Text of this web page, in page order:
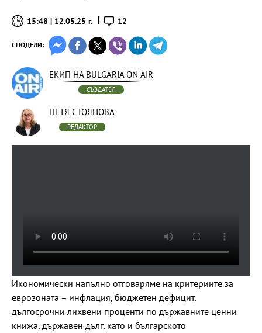
15:48 | 12.05.25 г. 12
СПОДЕЛИ:
ЕКИП НА BULGARIA ON AIR
СЪЗДАТЕЛ
ПЕТЯ СТОЯНОВА
РЕДАКТОР
Икономически напълно отговаряме на критериите за
еврозоната – инфлация, бюджетен дефицит,
дългосрочни лихвени проценти по държавните ценни
книжа, държавен дълг, като и българското